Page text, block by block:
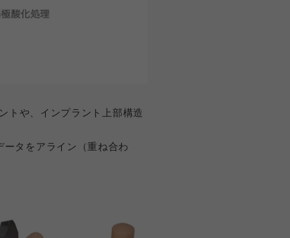
トや、インプラント上部構造
タをアライン（重ね合わ